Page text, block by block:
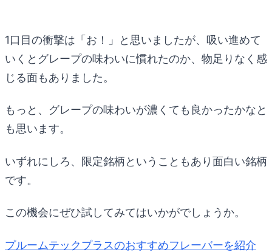
1口目の衝撃は「お！」と思いましたが、吸い進めて
いくとグレープの味わいに慣れたのか、物足りなく感
じる面もありました。
もっと、グレープの味わいが濃くても良かったかなと
も思います。
いずれにしろ、限定銘柄ということもあり面白い銘柄
です。
この機会にぜひ試してみてはいかがでしょうか。
プルームテックプラスのおすすめフレーバーを紹介